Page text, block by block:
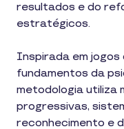
resultados e do
estratégicos.
Inspirada em jogos
fundamentos da
metodologia utiliza
progressivas,
reconhecimento e